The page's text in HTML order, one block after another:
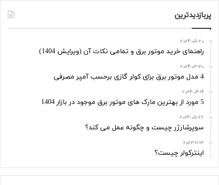
پربازدیدترین
2024-05-20
راهنمای خرید موتور برق و تمامی نکات آن (ویرایش 1404)
2024-03-30
4 مدل موتور برق برای کولر گازی برحسب آمپر مصرفی
2024-04-14
5 مورد از بهترین مارک های موتور برق موجود در بازار 1404
2024-05-26
سوپرشارژر چیست و چگونه عمل می کند؟
2023-11-13
اینترکولر چیست؟